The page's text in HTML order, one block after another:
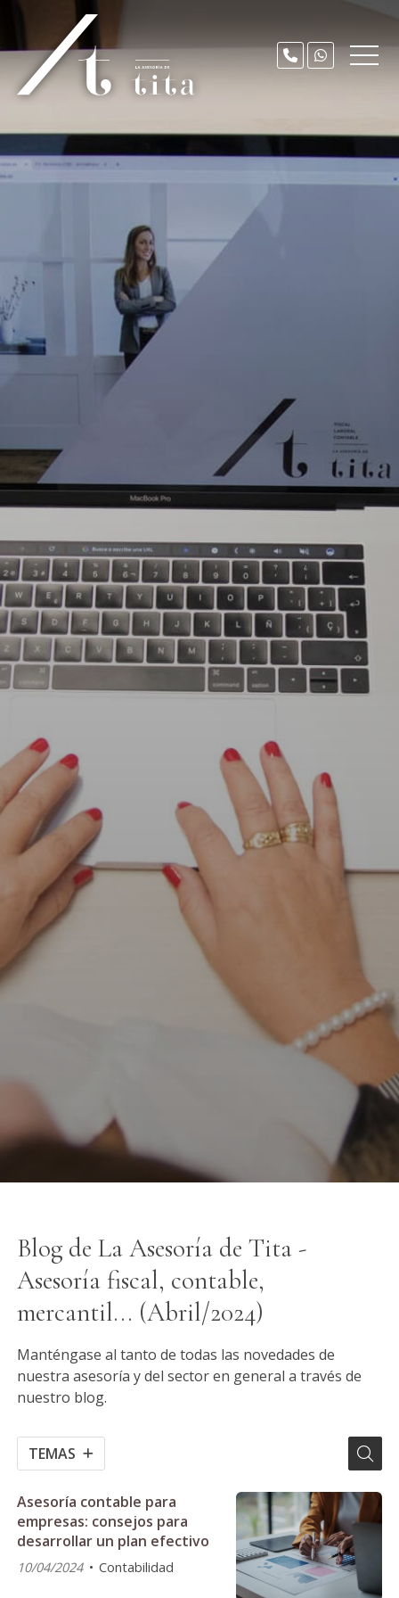
Blog de La Asesoría de Tita -
Asesoría fiscal, contable,
mercantil... (Abril/2024)
Manténgase al tanto de todas las novedades de
nuestra asesoría y del sector en general a través de
nuestro blog.
TEMAS
Asesoría contable para
empresas: consejos para
desarrollar un plan efectivo
10/04/2024 Contabilidad